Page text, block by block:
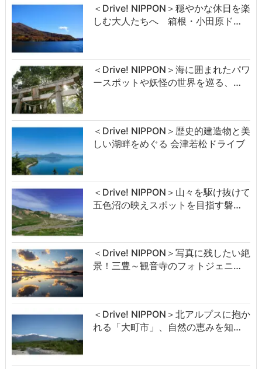
＜Drive! NIPPON＞穏やかな休日を楽
しむ大人たちへ 箱根・小田原ド…
＜Drive! NIPPON＞海に囲まれたパワ
ースポットや妖怪の世界を巡る、…
＜Drive! NIPPON＞歴史的建造物と美
しい湖畔をめぐる 会津若松ドライブ
＜Drive! NIPPON＞山々を駆け抜けて
五色沼の映えスポットを目指す磐…
＜Drive! NIPPON＞写真に残したい絶
景！三豊～観音寺のフォトジェニ…
＜Drive! NIPPON＞北アルプスに抱か
れる「大町市」、自然の恵みを知…